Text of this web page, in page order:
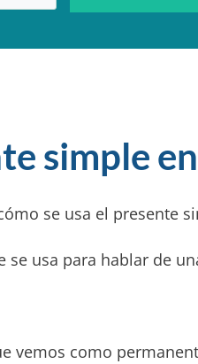
simple
se usa el presente
usa para hablar de
vemos como